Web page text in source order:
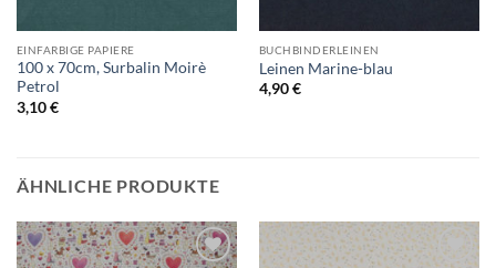
EINFARBIGE PAPIERE
100 x 70cm, Surbalin Moirè
Petrol
3,10€
BUCHBINDERLEINEN
Leinen Marine-blau
4,90€
ÄHNLICHE PRODUKTE